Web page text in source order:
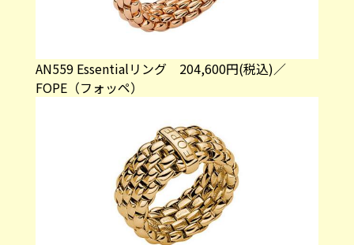
AN559 Essentialリング 204,600円(税込)／
FOPE（フォッペ）